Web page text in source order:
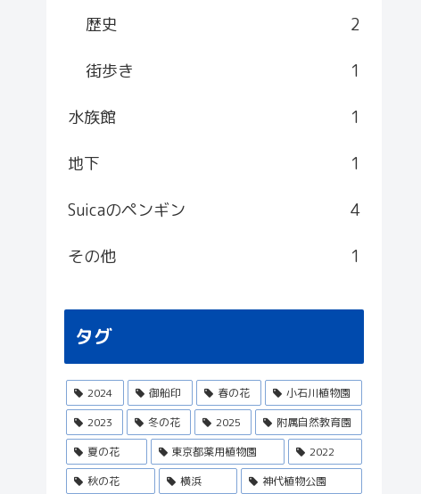
歴史 2
街歩き 1
水族館 1
地下 1
Suicaのペンギン 4
その他 1
タグ
2024 御船印 春の花
小石川植物園
2023
冬の花 2025
附属自然教育園
夏の花
東京都薬用植物園
2022
秋の花
横浜
神代植物公園